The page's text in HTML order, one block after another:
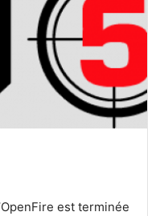
est terminée